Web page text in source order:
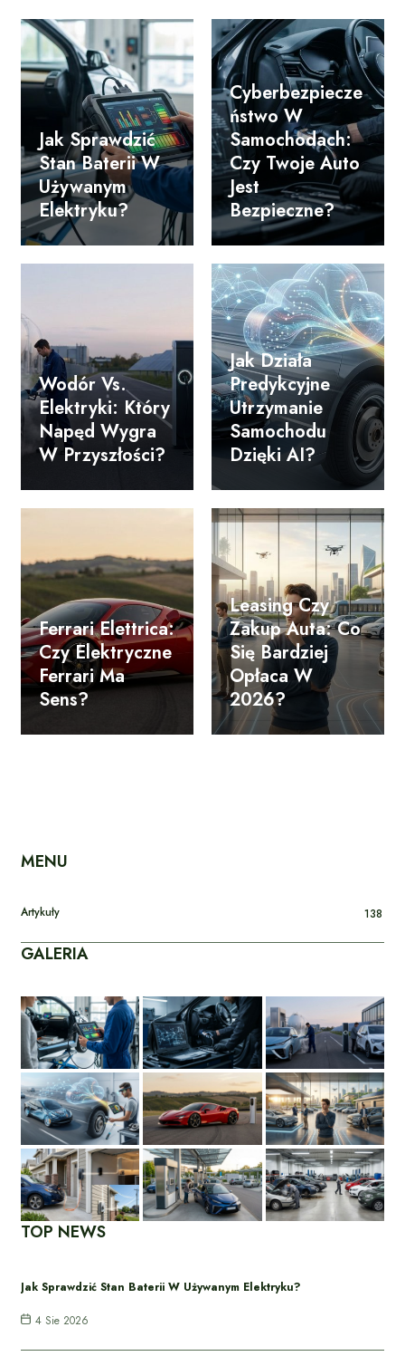
Jak Sprawdzić
Stan Baterii W
Używanym
Elektryku?
Cyberbezpiecze
Ństwo W
Samochodach:
Czy Twoje Auto
Jest
Bezpieczne?
Wodór Vs.
Elektryki: Który
Napęd Wygra
W Przyszłości?
Jak Działa
Predykcyjne
Utrzymanie
Samochodu
Dzięki AI?
Ferrari Elettrica:
Czy Elektryczne
Ferrari Ma
Sens?
Leasing Czy
Zakup Auta: Co
Się Bardziej
Opłaca W
2026?
MENU
Artykuły 138
GALERIA
TOP NEWS
Jak Sprawdzić Stan Baterii W Używanym Elektryku?
4 Sie 2026